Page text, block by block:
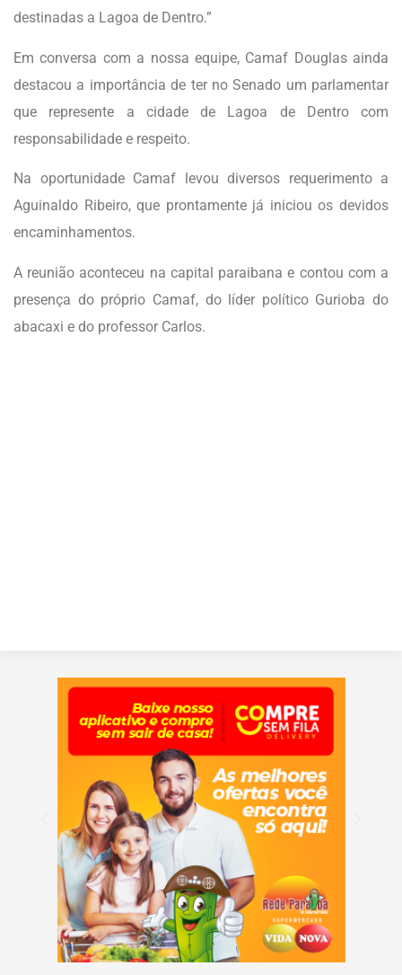
destinadas a Lagoa de Dentro.”
Em conversa com a nossa equipe, Camaf Douglas ainda
destacou a importância de ter no Senado um parlamentar
que represente a cidade de Lagoa de Dentro com
responsabilidade e respeito.
Na oportunidade Camaf levou diversos requerimento a
Aguinaldo Ribeiro, que prontamente já iniciou os devidos
encaminhamentos.
A reunião aconteceu na capital paraibana e contou com a
presença do próprio Camaf, do líder político Gurioba do
abacaxi e do professor Carlos.